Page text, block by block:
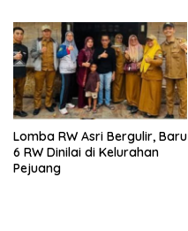
Lomba RW Asri Bergulir, Baru
6 RW Dinilai di Kelurahan
Pejuang